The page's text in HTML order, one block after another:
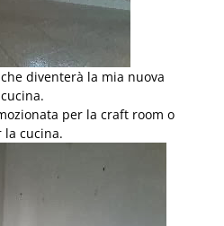
diventerà la mia nuova
cucina.
per la craft room o
la cucina.